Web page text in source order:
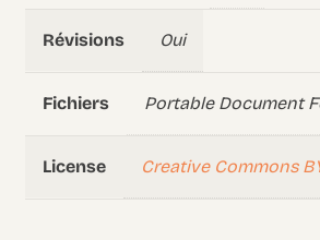
Révisions Oui
Fichiers Portable Document
License Creative Commons